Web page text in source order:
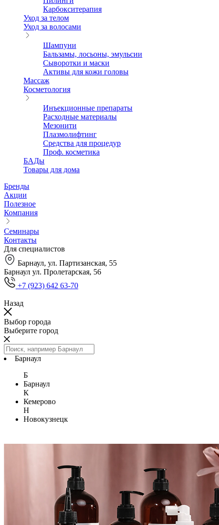
Карбокситерапия
Уход за телом
Уход за волосами
Шампуни
Бальзамы, лосьоны, эмульсии
Сыворотки и маски
Активы для кожи головы
Массаж
Косметология
Инъекционные препараты
Расходные материалы
Мезонити
Плазмолифтинг
Средства для процедур
Проф. косметика
БАДы
Товары для дома
Бренды
Акции
Полезное
Компания
Семинары
Контакты
Для специалистов
Барнаул, ул. Партизанская, 55
Барнаул ул. Пролетарская, 56
+7 (923) 642 63-70
Назад
Выбор города
Выберите город
Барнаул
Б
Барнаул
К
Кемерово
Н
Новокузнецк